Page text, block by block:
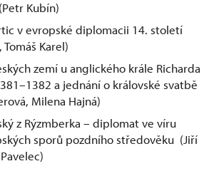
Kubín)
v evropské diplomacii 14. století
Karel)
zemí u anglického krále Richarda
a jednání o královské svatbě
Milena Hajná)
z Rýzmberka – diplomat ve víru
sporů pozdního středověku (Jiří